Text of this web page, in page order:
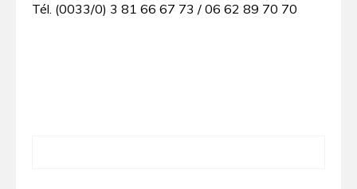
Tél. (0033/0) 3 81 66 67 73 / 06 62 89 70 70